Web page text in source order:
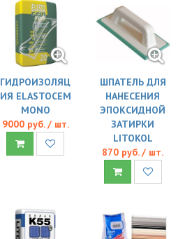
ГИДРОИЗОЛЯЦ
ИЯ ELASTOCEM
MONO
9000 руб. / шт.
ШПАТЕЛЬ ДЛЯ
НАНЕСЕНИЯ
ЭПОКСИДНОЙ
ЗАТИРКИ
LITOKOL
870 руб. / шт.